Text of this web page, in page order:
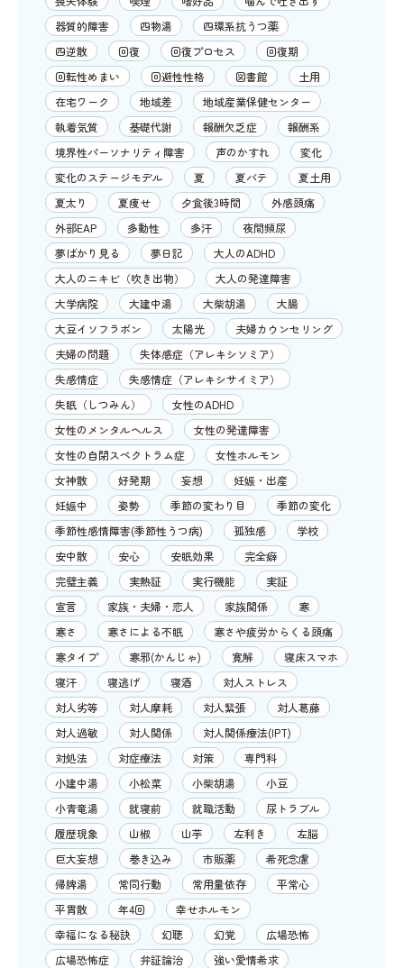
器質的障害
四物湯
四環系抗うつ薬
四逆散
回復 回復プロセス
回復期
回転性めまい
回避性性格 図書館
土用
在宅ワーク
地域差
地域産業保健センター
執着気質
基礎代謝 報酬欠乏症
報酬系
境界性パーソナリティ障害
声のかすれ
変化
変化のステージモデル
夏 夏バテ
夏土用
夏太り
夏痩せ 夕食後3時間
外感頭痛
外部EAP
多動性 多汗
夜間頻尿
夢ばかり見る
夢日記
大人のADHD
大人のニキビ（吹き出物）
大人の発達障害
大学病院
大建中湯 大柴胡湯
大腸
大豆イソフラボン
太陽光
夫婦カウンセリング
夫婦の問題
失体感症（アレキシソミア）
失感情症
失感情症（アレキシサイミア）
失眠（しつみん）
女性のADHD
女性のメンタルヘルス
女性の発達障害
女性の自閉スペクトラム症
女性ホルモン
女神散
好発期 妄想
妊娠・出産
妊娠中
姿勢 季節の変わり目
季節の変化
季節性感情障害(季節性うつ病)
孤独感
学校
安中散
安心 安眠効果
完全癖
完璧主義
実熱証 実行機能
実証
宣言
家族・夫婦・恋人 家族関係
寒
寒さ
寒さによる不眠
寒さや疲労からくる頭痛
寒タイプ
寒邪(かんじゃ) 寛解
寝床スマホ
寝汗
寝逃げ 寝酒
対人ストレス
対人劣等
対人摩耗 対人緊張
対人葛藤
対人過敏
対人関係
対人関係療法(IPT)
対処法
対症療法 対策
専門科
小建中湯
小松菜 小柴胡湯
小豆
小青竜湯
就寝前 就職活動
尿トラブル
履歴現象
山椒 山芋 左利き
左脳
巨大妄想
巻き込み 市販薬
希死念慮
帰脾湯
常同行動 常用量依存
平常心
平胃散
年4回
幸せホルモン
幸福になる秘訣
幻聴 幻覚
広場恐怖
広場恐怖症
弁証論治
強い愛情希求